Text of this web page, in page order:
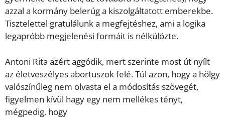
azzal a kormány belerúg a kiszolgáltatott emberekbe.
Tisztelettel gratulálunk a megfejtéshez, ami a logika
legapróbb megjelenési formáit is nélkülözte.
Antoni Rita azért aggódik, mert szerinte most út nyílt
az életveszélyes abortuszok felé. Túl azon, hogy a hölgy
valószínűleg nem olvasta el a módosítás szövegét,
figyelmen kívül hagy egy nem mellékes tényt,
mégpedig, hogy